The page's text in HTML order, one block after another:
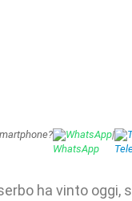
WhatsApp|
ha vinto oggi,